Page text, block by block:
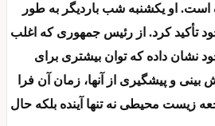
است. او یکشنبه شب باردیگر به طور
تأکید کرد. از رئیس جمهوری که اغلب
نشان داده که توان بیشتری برای
بینی و پیشگیری از آنها، زمان آن فرا
زیست محیطی نه تنها آینده بلکه حال